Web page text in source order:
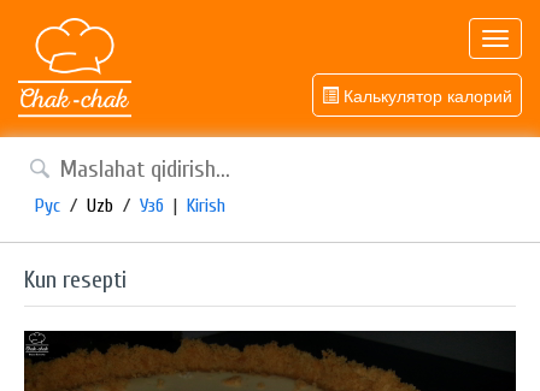
Калькулятор калорий
Рус / Uzb / Узб | Kirish
Kun resepti